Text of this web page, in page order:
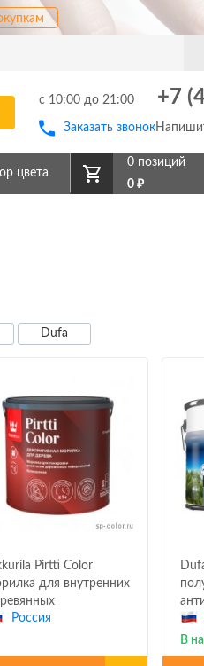
с 10:00 до 21:00 +7
Заказать звонок
цвета
0 позиций
0 ₽
Dufa
Pirtti Color
для внутренних
Россия
В